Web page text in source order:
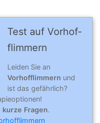
Test auf Vorhof­
flim­mern
Leiden Sie an
Vorhofflimmern und
ist das gefährlich?
Fragen.